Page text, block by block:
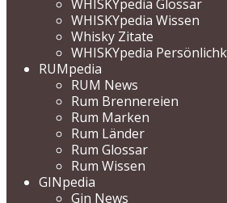
WHISKYpedia Glossar
WHISKYpedia Wissen
Whisky Zitate
WHISKYpedia
RUMpedia
RUM News
Rum Brennereien
Rum Marken
Rum Länder
Rum Glossar
Rum Wissen
GINpedia
Gin News